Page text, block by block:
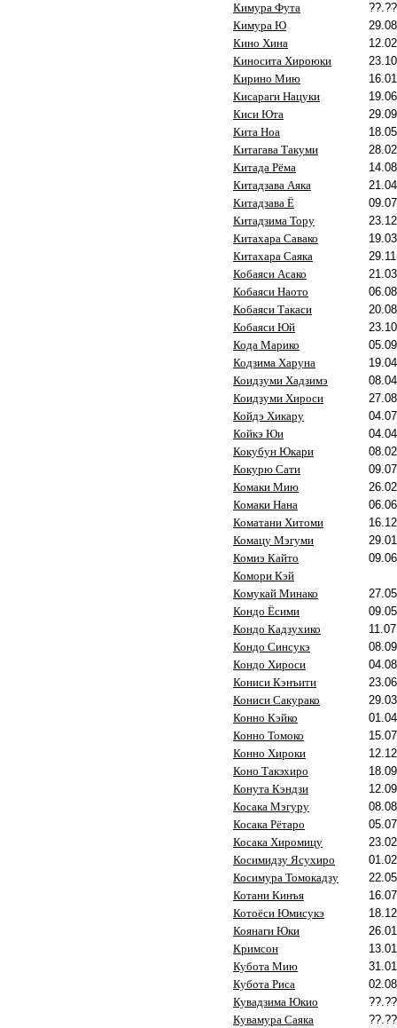
Кимура Фута
Кимура Ю
Кино Хина
Киносита Хироюки
Кирино Мию
Кисараги Нацуки
Киси Юта
Кита Ноа
Китагава Такуми
Китада Рёма
Китадзава Аяка
Китадзава Ё
Китадзима Тору
Китахара Савако
Китахара Саяка
Кобаяси Асако
Кобаяси Наото
Кобаяси Такаси
Кобаяси Юй
Кода Марико
Кодзима Харуна
Коидзуми Хадзимэ
Коидзуми Хироси
Койдэ Хикару
Койкэ Юи
Кокубун Юкари
Кокурю Сати
Комаки Мию
Комаки Нана
Коматани Хитоми
Комацу Мэгуми
Комиэ Кайто
Комори Кэй
Комукай Минако
Кондо Ёсими
Кондо Кадзухико
Кондо Синсукэ
Кондо Хироси
Кониси Кэнъити
Кониси Сакурако
Конно Кэйко
Конно Томоко
Конно Хироки
Коно Такэхиро
Конута Кэндзи
Косака Мэгуру
Косака Рётаро
Косака Хиромицу
Косимидзу Ясухиро
Косимура Томокадзу
Котани Кинъя
Котоёси Юмисукэ
Коянаги Юки
Кримсон
Кубота Мию
Кубота Риса
Кувадзима Юкио
Кувамура Саяка